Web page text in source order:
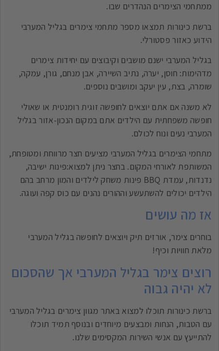
ממתחמי הצימרים הנהדרים שבו.
ברשת כינורות תמצאו מספר מתחמי צימרים בגליל המערבי
הידוע כאזור פסטורלי.
בגליל המערבי ישנם מושבים וקיבוצים עם יחידות צימרים
מדהימות: חוסן, יערה, נתיב השיירה, אבן מנחם, גורן, עמקה,
שומרה, בצת, עין יעקב ומושבים נוספים.
לא משנה אם אתם יוצאים לחופשה זוגית רומנטית או שאולי
חופשה משפחתית עם הילדים אתם במקום הנכון-אזור בגליל
המערבי נעים ונוח לכולם.
מתחמי הצימרים בגליל המערבי מציעים חצר מרווחת ומטופחת,
המשותפת לאורחי המקום. בחצר ניתן למצוא:פינות ישיבה,
נדנדות, עמדת BBQ פינות משחק לילדים והמון מרחב בהם
הילדים יכולים להשתעשע וההורים נהנים עם כוס קפה ועוגה.
אז מה עושים
בוחרים צימר, אורזים תיק ויוצאים לחופשה בגליל המערבי
מלאת חוויות וכיף!
רוצים צימר בגליל המערבי אך שהסכום
לא יהיה גבוה
ברשת כינורות תוכלו למצוא באתר מגוון צימרים בגליל המערבי
עם הטבות, הנחות ומבצעים מיוחדים ובנוסף תמיד תוכלו
להתייעץ עם אנשי השירות המקסימים שלנו.